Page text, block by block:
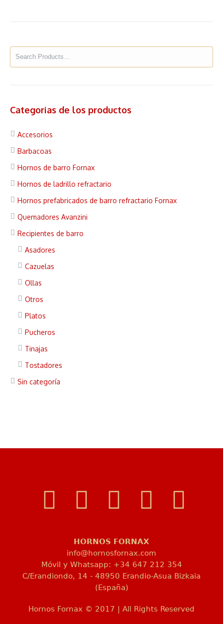
Categorias de los productos
Accesorios
Barbacoas
Hornos de barro Fornax
Hornos de ladrillo refractario
Hornos prefabricados de barro refractario Fornax
Quemadores Avanzini
Recipientes de barro
Asadores
Cazuelas
Ollas
Otros
Platos
Pucheros
Tinajas
Tostadores
Sin categoría
HORNOS FORNAX
info@hornosfornax.com
Móvil y Whatsapp: +34 647 212 354
C/Erandiondo, 14 - 48950 Erandio-Asua Bizkaia
(España)
Hornos Fornax © 2017 | All Rights Reserved